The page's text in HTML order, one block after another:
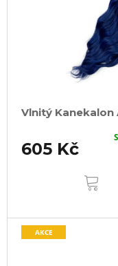
Vlnitý Kanekalon
605 Kč
AKCE